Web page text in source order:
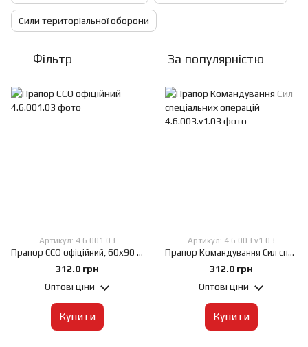
Сили територіальної оборони
Фільтр За популярністю
Артикул: 4.6.001.03
Прапор ССО офіційний, 60х90 см, Штучний шовк 50 г/м², Сублімаційний друк, односторонній, Кишеня під древко зліва
312.0 грн
Оптові ціни
Купити
Артикул: 4.6.003.v1.03
Прапор Командування Сил спеціальних операцій, 60х90 см, Штучний шовк 50 г/м², Сублімаційний друк, односторонній, Кишеня під древко зліва
312.0 грн
Оптові ціни
Купити